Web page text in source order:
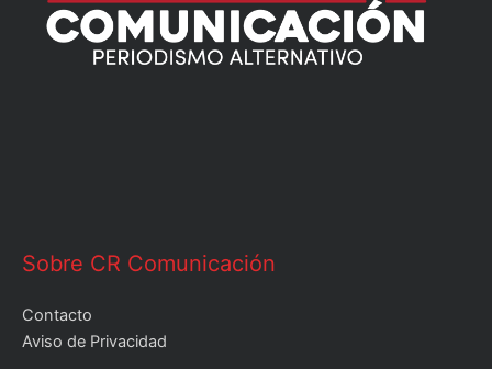
Sobre CR Comunicación
Contacto
Aviso de Privacidad